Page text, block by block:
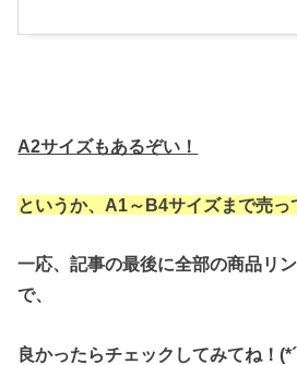
A2サイズもあるぞい！
というか、A1～B4サイズまで売っ
一応、記事の最後に全部の商品リ
で、
良かったらチェックしてみてね！